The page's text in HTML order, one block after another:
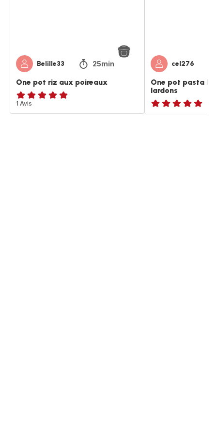
Belille33 25min
One pot riz aux poireaux
Avis
5
1 Avis
cel276
One pot pasta
lardons
ratings.NaN